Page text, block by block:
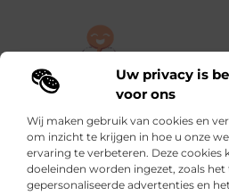
Uw privacy is
voor ons
Wij maken gebruik van cookies en
om inzicht te krijgen in hoe u onze
ervaring te verbeteren. Deze cookies
doeleinden worden ingezet, zoals het
gepersonaliseerde advertenties en
De plek om jouw verhaal te
Verken een rijke verzameling blogs
dagelijks leven behandelen, van
praktische